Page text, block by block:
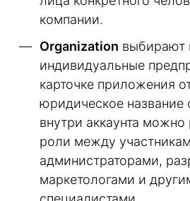
компании.
Organization выбирают
индивидуальные
карточке приложения
юридическое название
внутри аккаунта можно
роли между
администраторами,
маркетологами и